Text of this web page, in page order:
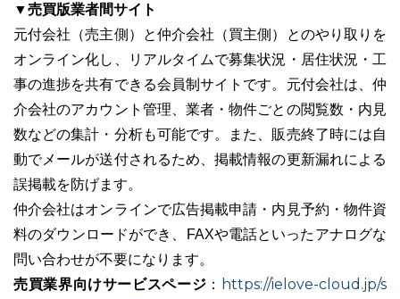
▼売買版業者間サイト
元付会社（売主側）と仲介会社（買主側）とのやり取りを
オンライン化し、リアルタイムで募集状況・居住状況・工
事の進捗を共有できる会員制サイトです。元付会社は、仲
介会社のアカウント管理、業者・物件ごとの閲覧数・内見
数などの集計・分析も可能です。また、販売終了時には自
動でメールが送付されるため、掲載情報の更新漏れによる
誤掲載を防げます。
仲介会社はオンラインで広告掲載申請・内見予約・物件資
料のダウンロードができ、FAXや電話といったアナログな
問い合わせが不要になります。
売買業界向けサービスページ ：
https://ielove-cloud.jp/s